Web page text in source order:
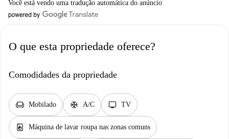
Você está vendo uma tradução automática do anúncio
O que esta propriedade oferece?
Comodidades da propriedade
chair Mobilado ac_unit A/C tv TV
local_laundry_service Máquina de lavar roupa nas zonas comuns